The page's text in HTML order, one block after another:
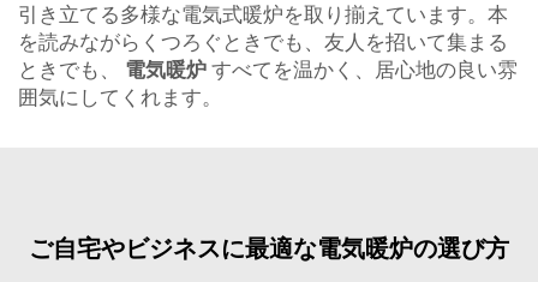
引き立てる多様な電気式暖炉を取り揃えています。本
を読みながらくつろぐときでも、友人を招いて集まる
ときでも、 電気暖炉 すべてを温かく、居心地の良い雰
囲気にしてくれます。
ご自宅やビジネスに最適な電気暖炉の選び方